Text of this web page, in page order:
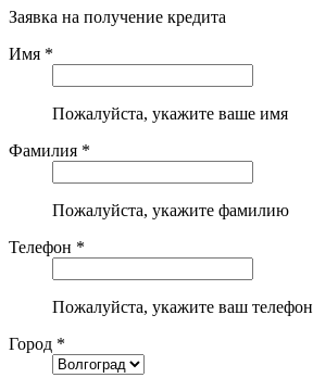
Заявка на получение кредита
Имя *
Пожалуйста, укажите ваше имя
Фамилия *
Пожалуйста, укажите фамилию
Телефон *
Пожалуйста, укажите ваш телефон
Город *